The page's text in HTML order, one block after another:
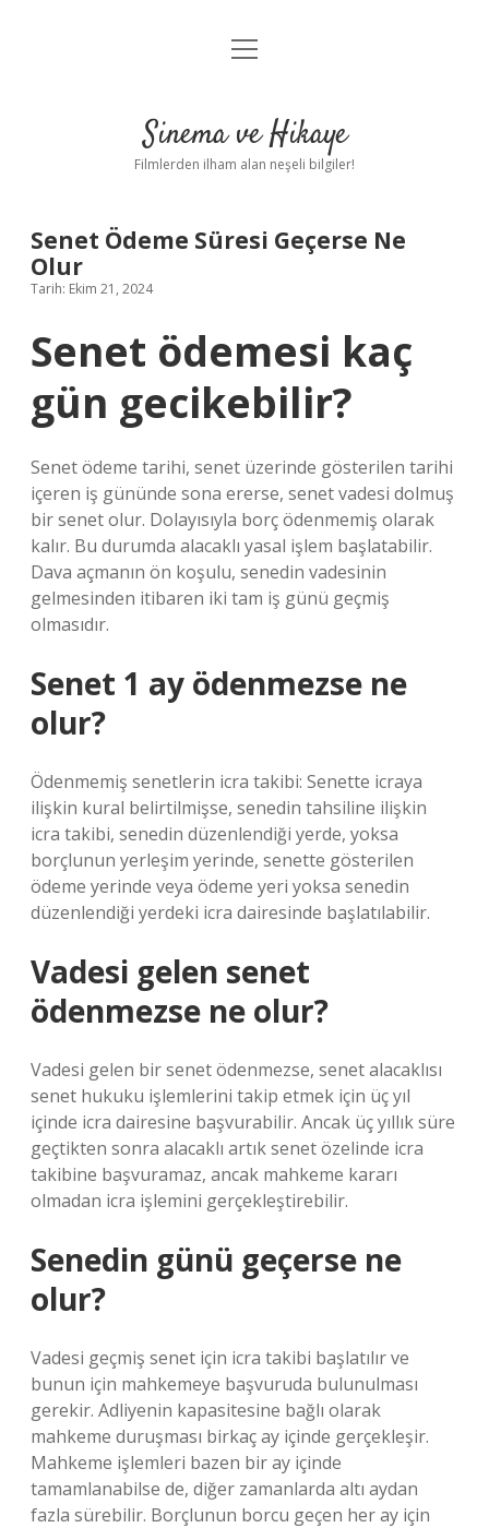
Gizlilik Politikası
Yasal Uyarı
menüyü
Sinema ve Hikaye
Filmlerden ilham alan neşeli bilgiler!
Senet Ödeme Süresi Geçerse Ne
Olur
Tarih: Ekim 21, 2024
Senet ödemesi kaç
gün gecikebilir?
Senet ödeme tarihi, senet üzerinde gösterilen tarihi
içeren iş gününde sona ererse, senet vadesi dolmuş
bir senet olur. Dolayısıyla borç ödenmemiş olarak
kalır. Bu durumda alacaklı yasal işlem başlatabilir.
Dava açmanın ön koşulu, senedin vadesinin
gelmesinden itibaren iki tam iş günü geçmiş
olmasıdır.
Senet 1 ay ödenmezse ne
olur?
Ödenmemiş senetlerin icra takibi: Senette icraya
ilişkin kural belirtilmişse, senedin tahsiline ilişkin
icra takibi, senedin düzenlendiği yerde, yoksa
borçlunun yerleşim yerinde, senette gösterilen
ödeme yerinde veya ödeme yeri yoksa senedin
düzenlendiği yerdeki icra dairesinde başlatılabilir.
Vadesi gelen senet
ödenmezse ne olur?
Vadesi gelen bir senet ödenmezse, senet alacaklısı
senet hukuku işlemlerini takip etmek için üç yıl
içinde icra dairesine başvurabilir. Ancak üç yıllık süre
geçtikten sonra alacaklı artık senet özelinde icra
takibine başvuramaz, ancak mahkeme kararı
olmadan icra işlemini gerçekleştirebilir.
Senedin günü geçerse ne
olur?
Vadesi geçmiş senet için icra takibi başlatılır ve
bunun için mahkemeye başvuruda bulunulması
gerekir. Adliyenin kapasitesine bağlı olarak
mahkeme duruşması birkaç ay içinde gerçekleşir.
Mahkeme işlemleri bazen bir ay içinde
tamamlanabilse de, diğer zamanlarda altı aydan
fazla sürebilir. Borçlunun borcu geçen her ay için